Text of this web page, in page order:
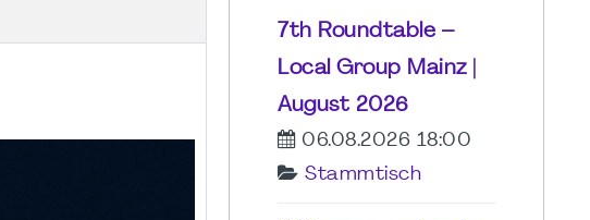
7th Roundtable –
Local Group Mainz |
August 2026
06.08.2026 18:00
Stammtisch